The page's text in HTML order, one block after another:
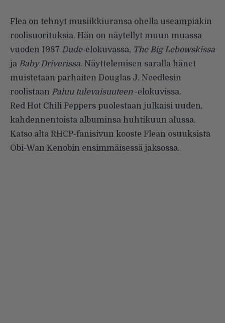
Flea on tehnyt musiikkiuransa ohella useampiakin
roolisuorituksia. Hän on näytellyt muun muassa
vuoden 1987 Dude-elokuvassa, The Big Lebowskissa
ja Baby Driverissa. Näyttelemisen saralla hänet
muistetaan parhaiten Douglas J. Needlesin
roolistaan Paluu tulevaisuuteen-elokuvissa.
Red Hot Chili Peppers puolestaan julkaisi uuden,
kahdennentoista albuminsa huhtikuun alussa.
Katso alta RHCP-fanisivun kooste Flean osuuksista
Obi-Wan Kenobin ensimmäisessä jaksossa.